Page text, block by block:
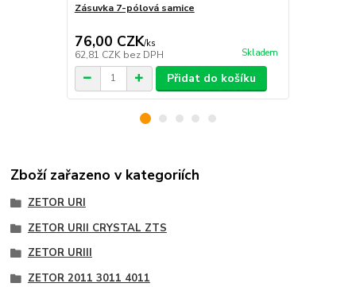
Zásuvka 7-pólová samice
76,00 CZK/ks
62,81 CZK bez DPH Skladem
Přidat do košíku
Zboží zařazeno v kategoriích
ZETOR URI
ZETOR URII CRYSTAL ZTS
ZETOR URIII
ZETOR 2011 3011 4011